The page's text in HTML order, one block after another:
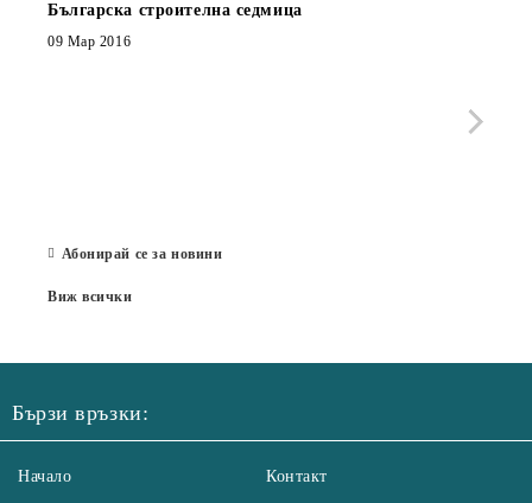
Българска строителна седмица
09 Мар 2016
Абонирай се за новини
Виж всички
Бързи връзки:
Начало Контакт